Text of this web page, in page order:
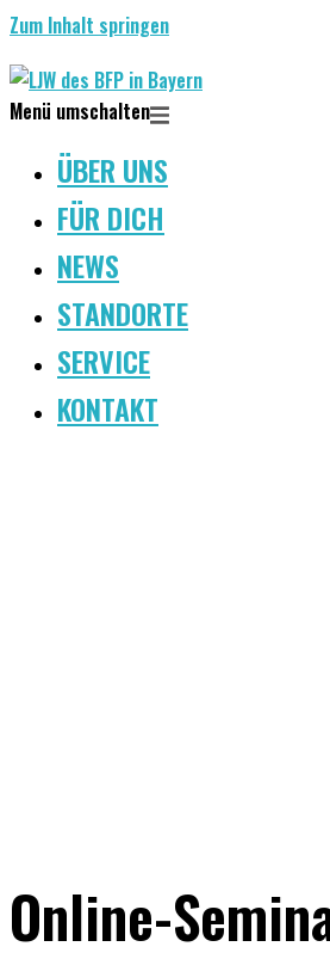
Zum Inhalt springen
Menü umschalten
ÜBER UNS
FÜR DICH
NEWS
STANDORTE
SERVICE
KONTAKT
Online-